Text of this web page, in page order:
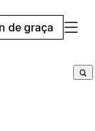
de graça